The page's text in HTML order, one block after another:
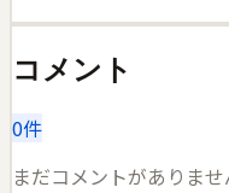
コメント
0件
まだコメントがありま